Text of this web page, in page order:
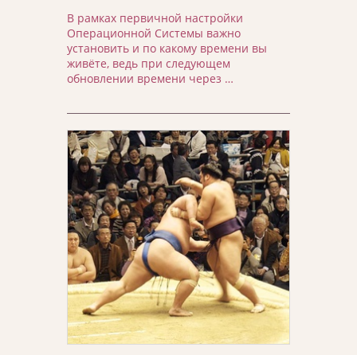
В рамках первичной настройки
Операционной Системы важно
установить и по какому времени вы
живёте, ведь при следующем
обновлении времени через …